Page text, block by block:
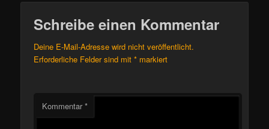
Schreibe einen Kommentar
Deine E-Mail-Adresse wird nicht veröffentlicht.
Erforderliche Felder sind mit* markiert
Kommentar*